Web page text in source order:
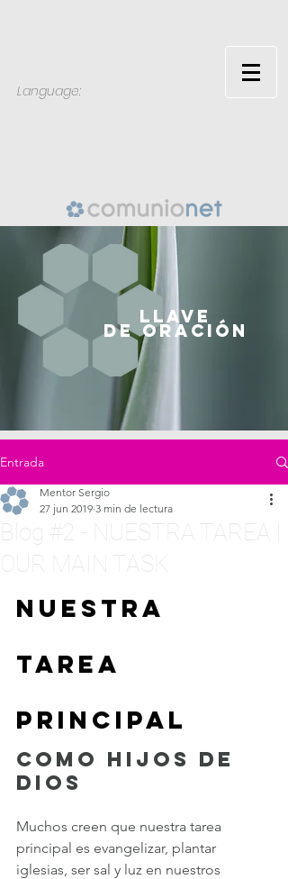
Language:
LLAVE
DEORACIÓN
Entrada
Blog #2 - NUESTRA TAREA |
OUR MAIN TASK
Mentor Sergio
27 jun 2019 3 min de lectura
NUESTRA
TAREA
PRINCIPAL
COMO HIJOS DE
DIOS
Muchos creen que nuestra tarea
principal es evangelizar, plantar
iglesias, ser sal y luz en nuestros